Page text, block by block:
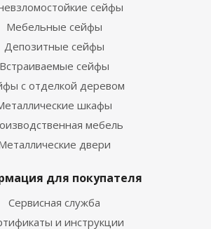
сейфы
Мебельные сейфы
Депозитные сейфы
Встраиваемые сейфы
с отделкой деревом
шкафы
мебель
двери
для покупателя
Сервисная служба
и инструкции